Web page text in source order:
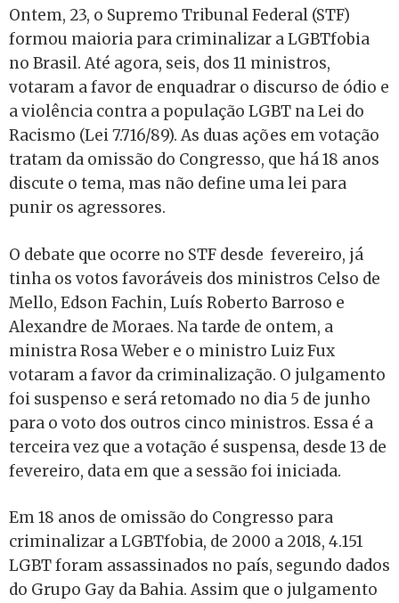
Ontem, 23, o Supremo Tribunal Federal (STF)
formou maioria para criminalizar a LGBTfobia
no Brasil. Até agora, seis, dos 11 ministros,
votaram a favor de enquadrar o discurso de ódio e
a violência contra a população LGBT na Lei do
Racismo (Lei 7.716/89). As duas ações em votação
tratam da omissão do Congresso, que há 18 anos
discute o tema, mas não define uma lei para
punir os agressores.
O debate que ocorre no STF desde fevereiro, já
tinha os votos favoráveis dos ministros Celso de
Mello, Edson Fachin, Luís Roberto Barroso e
Alexandre de Moraes. Na tarde de ontem, a
ministra Rosa Weber e o ministro Luiz Fux
votaram a favor da criminalização. O julgamento
foi suspenso e será retomado no dia 5 de junho
para o voto dos outros cinco ministros. Essa é a
terceira vez que a votação é suspensa, desde 13 de
fevereiro, data em que a sessão foi iniciada.
Em 18 anos de omissão do Congresso para
criminalizar a LGBTfobia, de 2000 a 2018, 4.151
LGBT foram assassinados no país, segundo dados
do Grupo Gay da Bahia. Assim que o julgamento